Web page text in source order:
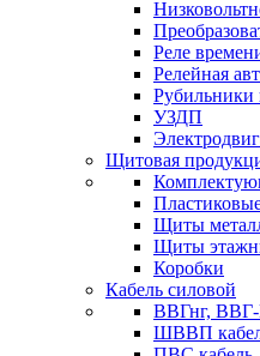
Реле
Релейная
Рубильники
УЗДП
Щитовая
Щиты
Щиты
Коробки
Кабель силовой
ВВГнг, ВВГ-
ШВВП